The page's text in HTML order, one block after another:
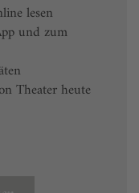
lesen
und zum
Theater heute